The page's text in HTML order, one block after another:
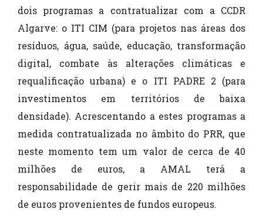
dois programas a contratualizar com a CCDR
Algarve: o ITI CIM (para projetos nas áreas dos
resíduos, água, saúde, educação, transformação
digital, combate às alterações climáticas e
requalificação urbana) e o ITI PADRE 2 (para
investimentos em territórios de baixa
densidade). Acrescentando a estes programas a
medida contratualizada no âmbito do PRR, que
neste momento tem um valor de cerca de 40
milhões de euros, a AMAL terá a
responsabilidade de gerir mais de 220 milhões
de euros provenientes de fundos europeus.